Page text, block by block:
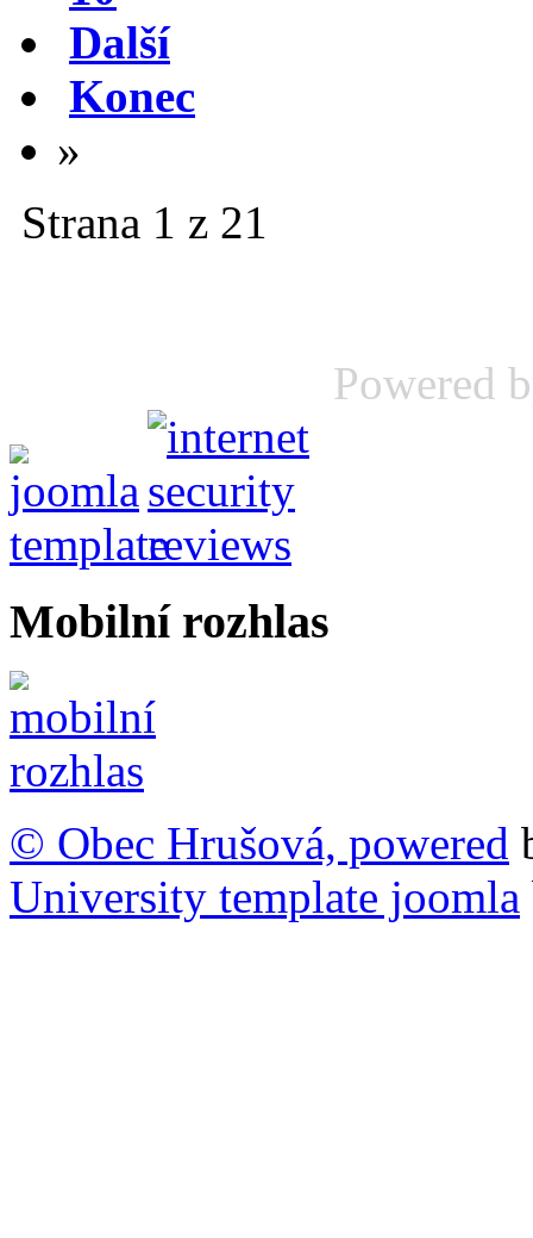
Další
Konec
»
Strana 1 z 21
Powered
Mobilní rozhlas
© Obec Hrušová, powered
University template joomla